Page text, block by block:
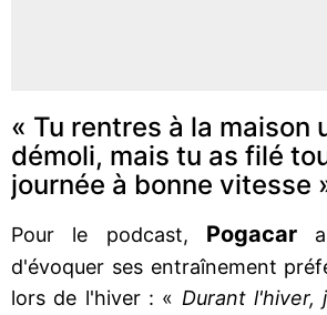
« Tu rentres à la maison
démoli, mais tu as filé
journée à bonne vitesse
Pour le podcast, Pogacar
d'évoquer ses entraînement
lors de l'hiver : « Durant l'hiver,